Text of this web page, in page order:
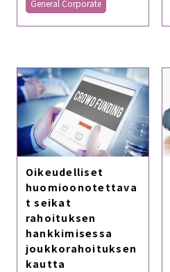
General Corporate
Oikeudelliset
huomioonotettava
t seikat
rahoituksen
hankkimisessa
joukkorahoituksen
kautta